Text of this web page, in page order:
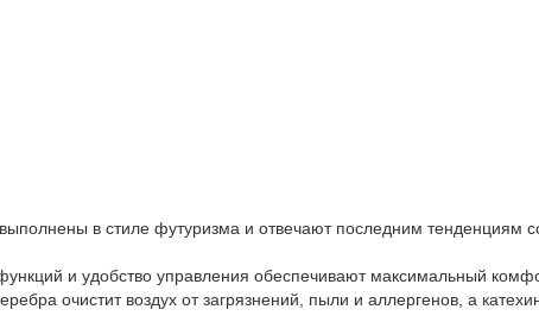
в стиле футуризма и отвечают последним тенденциям
и удобство управления обеспечивают максимальный
очистит воздух от загрязнений, пыли и аллергенов, а